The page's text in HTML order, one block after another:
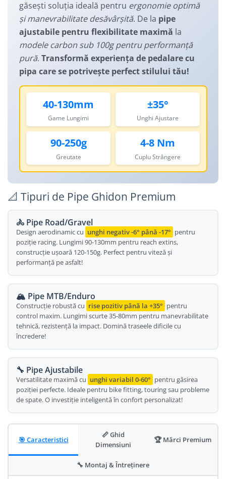
Lumini Spate
Cosuri pentru Biciclete
Ghidoline
Huse Șa
Mansoane
Pedale
Pedale SPD
Accesorii Pedale
Borsete si Genti
Protectii Cadru
Antifurturi
Suport bidon si bidon
Aparatori noroi
Oglinda
Pompe
Sonerie
Accesorii Remorca
Roti ajutatoare
Scaune pentru Copii
Lanturi
ZA Missinglink
Solutii Tubeless
Spacere/Axe Butuci/Rulmenti
Cabluri
Camere de bicicleta
Accesorii Camere
Capete Cablu si Manta
Accesorii Frane Hidraulice
Distantiere
Thru Axle
Saboti Frana
Roti Fata
Roti Spate
Suspensii Spate
Butuci Roata
Pinioane
Schimbator Foi
Manete Schimbator
Etrier frana
Jante
Angrenaje
Ureche cadru
Disc frana
Manusi
Ochelari
găsești soluția ideală pentru ergonomie optimă
și manevrabilitate desăvârșită. De la pipe
ajustabile pentru flexibilitate maximă la
modele carbon sub 100g pentru performanță
pură. Transformă experiența de pedalare cu
pipa care se potrivește perfect stilului tău!
40-130mm
Game Lungimi
±35°
Unghi Ajustare
90-250g
Greutate
4-8 Nm
Cuplu Strângere
📐 Tipuri de Pipe Ghidon Premium
🚴 Pipe Road/Gravel
Design aerodinamic cu unghi negativ -6° până -17° pentru
poziție racing. Lungimi 90-130mm pentru reach extins,
construcție ușoară 120-150g. Perfect pentru viteză și
performanță pe asfalt!
🏔️ Pipe MTB/Enduro
Construcție robustă cu rise pozitiv până la +35° pentru
control maxim. Lungimi scurte 35-80mm pentru manevrabilitate
tehnică, rezistență la impact. Domină traseele dificile cu
încredere!
🔧 Pipe Ajustabile
Versatilitate maximă cu unghi variabil 0-60° pentru găsirea
poziției perfecte. Ideale pentru bike fitting, touring sau probleme
de spate. O investiție inteligentă în confort personalizat!
🎯 Caracteristici
📏 Ghid
Dimensiuni
🏆 Mărci Premium
🔧 Montaj & Întreținere